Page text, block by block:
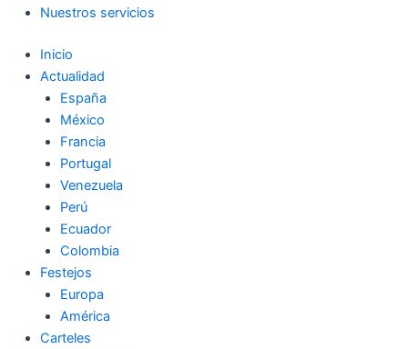
Nuestros servicios
Inicio
Actualidad
España
México
Francia
Portugal
Venezuela
Perú
Ecuador
Colombia
Festejos
Europa
América
Carteles